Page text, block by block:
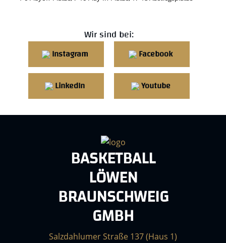
Wir sind bei:
Instagram Facebook
LinkedIn Youtube
BASKETBALL
LÖWEN
BRAUNSCHWEIG
GMBH
Salzdahlumer Straße 137 (Haus 1)